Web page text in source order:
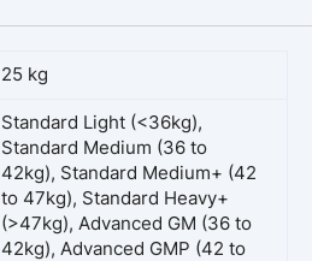
25 kg
Standard Light (<36kg),
Standard Medium (36 to
42kg), Standard Medium+ (42
to 47kg), Standard Heavy+
(>47kg), Advanced GM (36 to
42kg), Advanced GMP (42 to